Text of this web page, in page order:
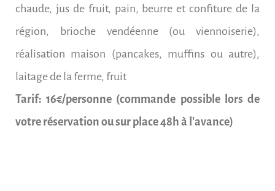
chaude, jus de fruit, pain, beurre et confiture de la
région, brioche vendéenne (ou viennoiserie),
réalisation maison (pancakes, muffins ou autre),
laitage de la ferme, fruit
Tarif: 16€/personne (commande possible lors de
votre réservation ou sur place 48h à l'avance)